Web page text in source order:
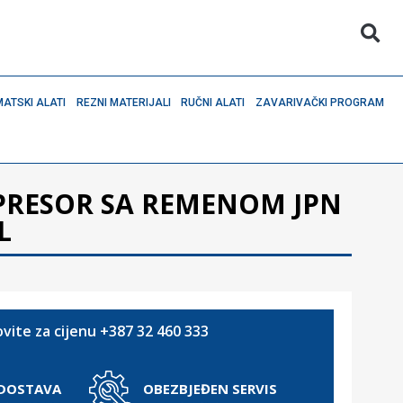
ALATI REZNI MATERIJALI RUČNI ALATI ZAVARIVAČKI PROGRAM
SA REMENOM JPN
za cijenu +387 32 460 333
OBEZBJEĐEN SERVIS